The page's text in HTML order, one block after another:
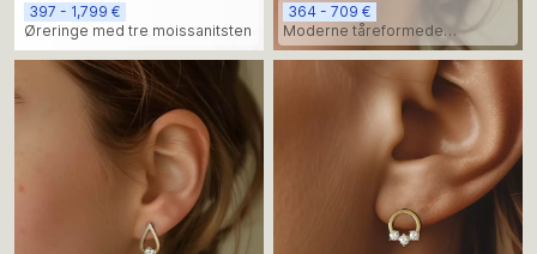
397 - 1,799 €
Øreringe med tre moissanitsten
364 - 709 €
Moderne tåreformede
ørestikker med diamanter